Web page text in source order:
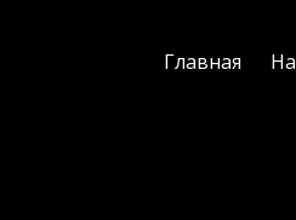
Главная